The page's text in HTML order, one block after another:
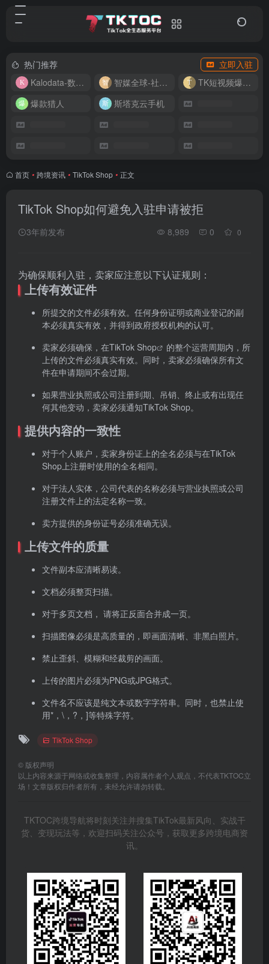
热门推荐
立即入驻
Kalodata-数据分析平台
智媒全球-社媒管理平台
TK短视频爆款复刻
爆款猎人
斯塔克云手机
首页 • 跨境资讯 • TikTok Shop • 正文
TikTok Shop如何避免入驻申请被拒
3年前发布 8,989 0 0
为确保顺利入驻，卖家应注意以下认证规则：
上传有效证件
所提交的文件必须有效。任何身份证明或商业登记的副
本必须真实有效，并得到政府授权机构的认可。
卖家必须确保，在TikTok Shop
的整个运营周期内，所
上传的文件必须真实有效。同时，卖家必须确保所有文
件在申请期间不会过期。
如果营业执照或公司注册到期、吊销、终止或有出现任
何其他变动，卖家必须通知TikTok Shop。
提供内容的一致性
对于个人账户，卖家身份证上的全名必须与在TikTok
Shop上注册时使用的全名相同。
对于法人实体，公司代表的名称必须与营业执照或公司
注册文件上的法定名称一致。
卖方提供的身份证号必须准确无误。
上传文件的质量
文件副本应清晰易读。
文档必须整页扫描。
对于多页文档， 请将正反面合并成一页。
扫描图像必须是高质量的，即画面清晰、非黑白照片。
禁止歪斜、模糊和经裁剪的画面。
上传的图片必须为PNG或JPG格式。
文件名不应该是纯文本或数字字符串。同时，也禁止使
用*，\，?，]等特殊字符。
TikTok Shop
© 版权声明
以上内容来源于网络或收集整理，内容属作者个人观点，不代表TKTOC立
场！文章版权归作者所有，未经允许请勿转载。
TKTOC跨境导航将时刻关注并搜集TikTok最新风向、实战干
货、变现玩法等，欢迎扫码关注公众号，获取更多跨境电商资
讯。